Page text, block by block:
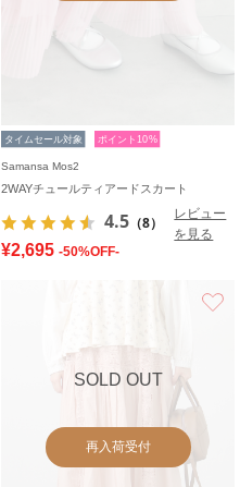
タイムセール対象 ポイント10%
Samansa Mos2
2WAYチュールティアードスカート
4.5 （8）
レビュー
を見る
¥2,695 -50%OFF-
SOLD OUT
再入荷受付